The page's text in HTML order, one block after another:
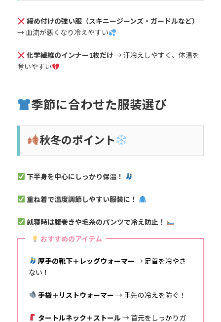
締め付けの強い服（スキニージーンズ・ガードルなど）
→ 血流が悪くなり冷えやすい
化学繊維のインナー1枚だけ → 汗冷えしやすく、体温を
奪いやすい
季節に合わせた服装選び
秋冬のポイント
下半身を中心にしっかり保温！
重ね着で温度調節しやすい服装に！
就寝時は腹巻きや毛糸のパンツで冷え防止！
おすすめのアイテム
厚手の靴下＋レッグウォーマー → 足首を冷やさ
ない！
手袋＋リストウォーマー → 手先の冷えを防ぐ！
タートルネック＋ストール→ 首元をしっかりガ